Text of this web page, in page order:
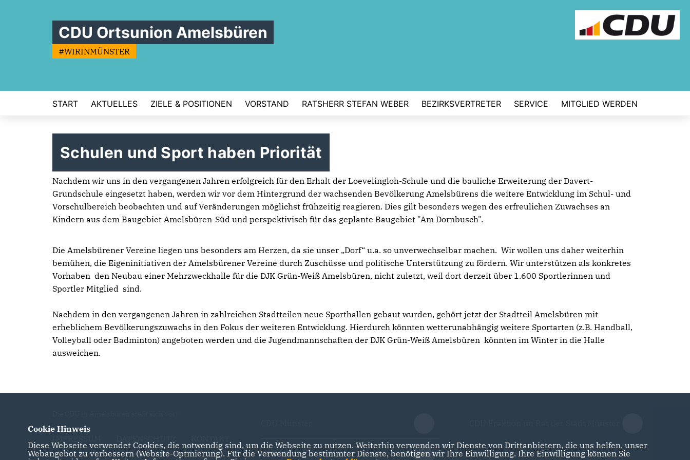
CDU Ortsunion Amelsbüren
#WIRINMÜNSTER
START AKTUELLES ZIELE & POSITIONEN VORSTAND RATSHERR STEFAN WEBER BEZIRKSVERTRETER SERVICE MITGLIED WERDEN
Schulen und Sport haben Priorität
Nachdem wir uns in den vergangenen Jahren erfolgreich für den Erhalt der Loevelingloh-Schule und die bauliche Erweiterung der Davert-
Grundschule eingesetzt haben, werden wir vor dem Hintergrund der wachsenden Bevölkerung Amelsbürens die weitere Entwicklung im Schul- und
Vorschulbereich beobachten und auf Veränderungen möglichst frühzeitig reagieren. Dies gilt besonders wegen des erfreulichen Zuwachses an
Kindern aus dem Baugebiet Amelsbüren-Süd und perspektivisch für das geplante Baugebiet "Am Dornbusch".
Die Amelsbürener Vereine liegen uns besonders am Herzen, da sie unser „Dorf“ u.a. so unverwechselbar machen. Wir wollen uns daher weiterhin
bemühen, die Eigeninitiativen der Amelsbürener Vereine durch Zuschüsse und politische Unterstützung zu fördern. Wir unterstützen als konkretes
Vorhaben den Neubau einer Mehrzweckhalle für die DJK Grün-Weiß Amelsbüren, nicht zuletzt, weil dort derzeit über 1.600 Sportlerinnen und
Sportler Mitglied sind.
Nachdem in den vergangenen Jahren in zahlreichen Stadtteilen neue Sporthallen gebaut wurden, gehört jetzt der Stadtteil Amelsbüren mit
erheblichem Bevölkerungszuwachs in den Fokus der weiteren Entwicklung. Hierdurch könnten wetterunabhängig weitere Sportarten (z.B. Handball,
Volleyball oder Badminton) angeboten werden und die Jugendmannschaften der DJK Grün-Weiß Amelsbüren könnten im Winter in die Halle
ausweichen.
CDU NRW
Cookie Hinweis
Diese Webseite verwendet Cookies, die notwendig sind, um die Webseite zu nutzen. Weiterhin verwenden wir Dienste von Drittanbietern, die uns helfen, unser
Webangebot zu verbessern (Website-Optmierung). Für die Verwendung bestimmter Dienste, benötigen wir Ihre Einwilligung. Ihre Einwilligung können Sie